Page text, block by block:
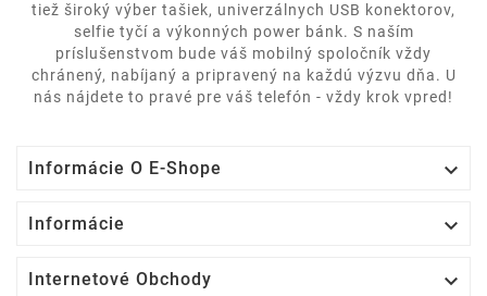
tiež široký výber tašiek, univerzálnych USB konektorov,
selfie tyčí a výkonných power bánk. S naším
príslušenstvom bude váš mobilný spoločník vždy
chránený, nabíjaný a pripravený na každú výzvu dňa. U
nás nájdete to pravé pre váš telefón - vždy krok vpred!
Informácie O E-Shope 
Informácie 
Internetové Obchody 